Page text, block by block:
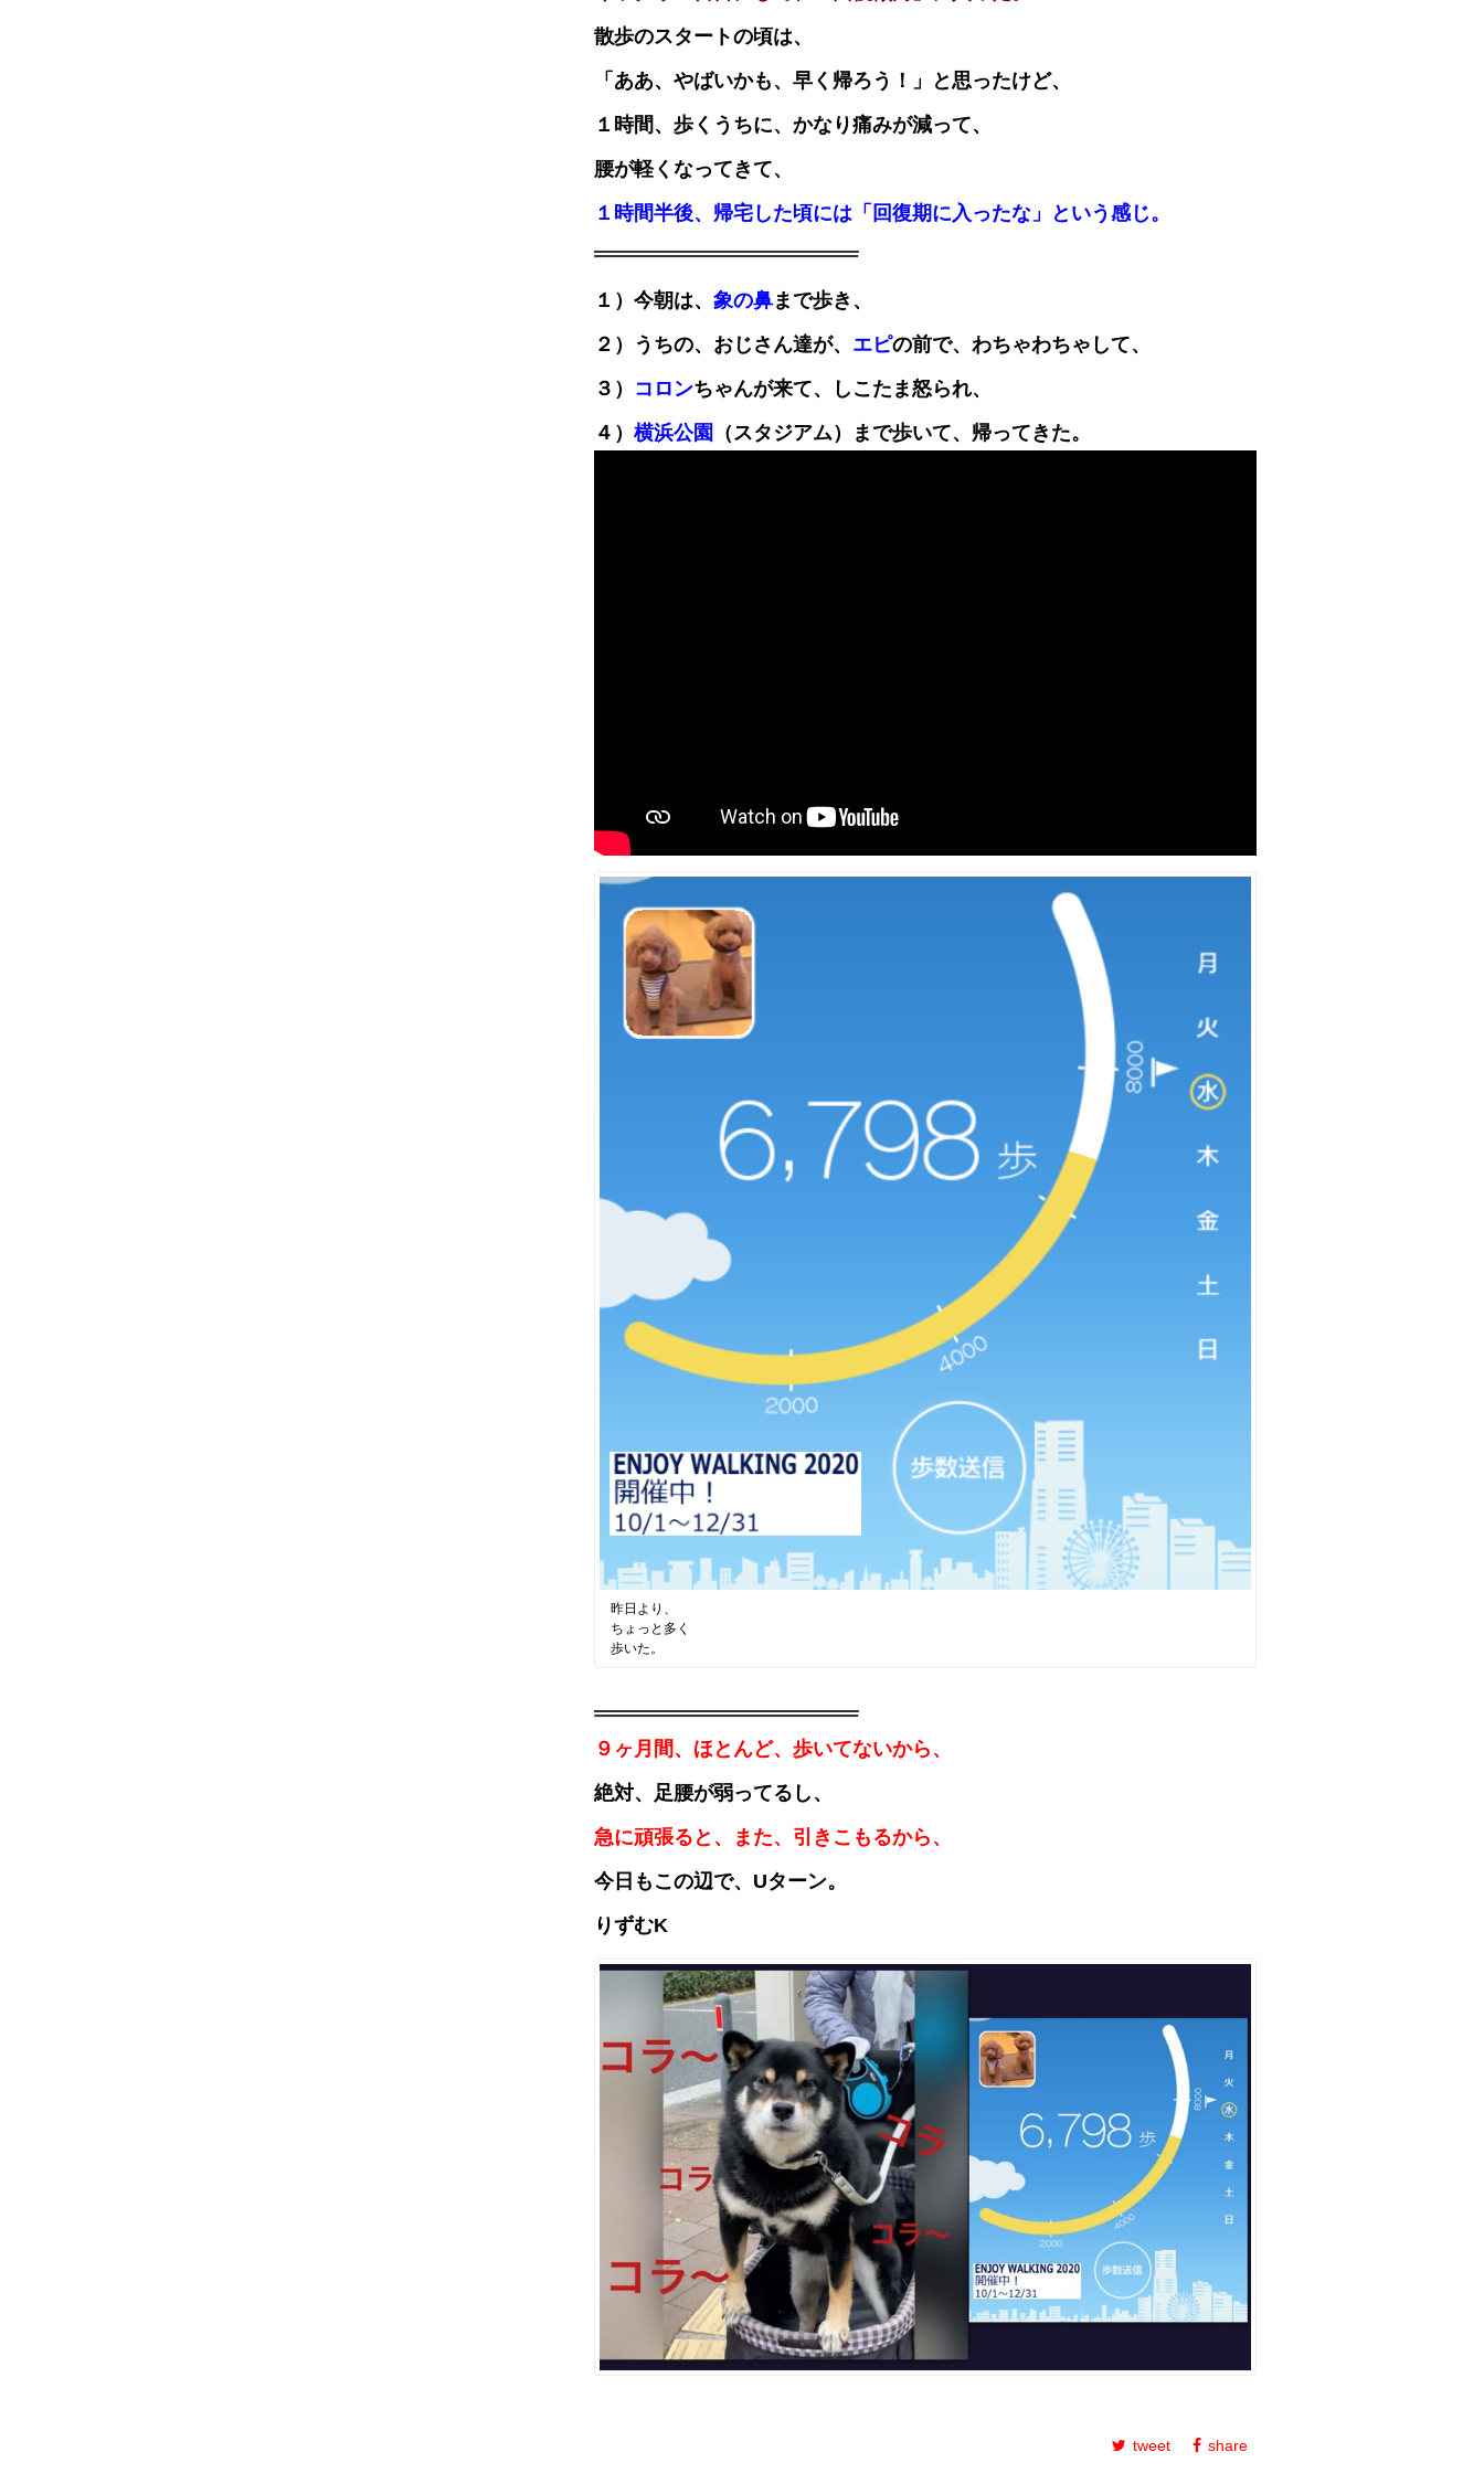
散歩のスタートの頃は、
「ああ、やばいかも、早く帰ろう！」と思ったけど、
１時間、歩くうちに、かなり痛みが減って、
腰が軽くなってきて、
１時間半後、帰宅した頃には「回復期に入ったな」という感じ。
１）今朝は、 象の鼻まで歩き、
２）うちの、おじさん達が、 エピの前で、わちゃわちゃして、
３） コロンちゃんが来て、しこたま怒られ、
４） 横浜公園 （スタジアム）まで歩いて、帰ってきた。
昨日より、
ちょっと多く
歩いた。
９ヶ月間、ほとんど、歩いてないから、
絶対、足腰が弱ってるし、
急に頑張ると、また、引きこもるから、
今日もこの辺で、Uターン。
りずむK
tweet share